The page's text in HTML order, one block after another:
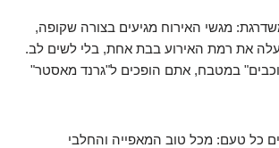
מגשי האירוח מגיעים בצורה שקופה,
את רמת האירוע בבת אחת, בלי לשים לב.
במטבח, אתם הופכים ל"גרנד מאסטר"
כל טעם: מכל טוב המאפייה והחלבי